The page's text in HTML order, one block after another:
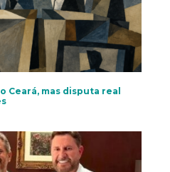
Ceará, mas disputa real